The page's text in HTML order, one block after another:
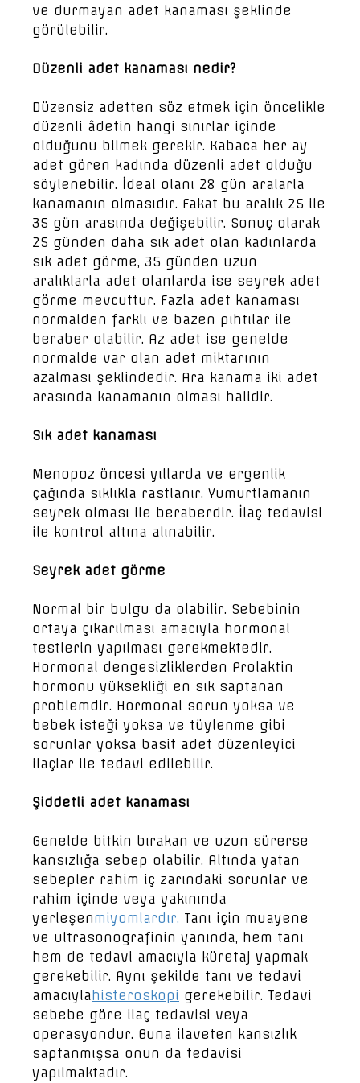
ve durmayan adet kanaması şeklinde
görülebilir.
Düzenli adet kanaması nedir?
Düzensiz adetten söz etmek için öncelikle
düzenli âdetin hangi sınırlar içinde
olduğunu bilmek gerekir. Kabaca her ay
adet gören kadında düzenli adet olduğu
söylenebilir. İdeal olanı 28 gün aralarla
kanamanın olmasıdır. Fakat bu aralık 25 ile
35 gün arasında değişebilir. Sonuç olarak
25 günden daha sık adet olan kadınlarda
sık adet görme, 35 günden uzun
aralıklarla adet olanlarda ise seyrek adet
görme mevcuttur. Fazla adet kanaması
normalden farklı ve bazen pıhtılar ile
beraber olabilir. Az adet ise genelde
normalde var olan adet miktarının
azalması şeklindedir. Ara kanama iki adet
arasında kanamanın olması halidir.
Sık adet kanaması
Menopoz öncesi yıllarda ve ergenlik
çağında sıklıkla rastlanır. Yumurtlamanın
seyrek olması ile beraberdir. İlaç tedavisi
ile kontrol altına alınabilir.
Seyrek adet görme
Normal bir bulgu da olabilir. Sebebinin
ortaya çıkarılması amacıyla hormonal
testlerin yapılması gerekmektedir.
Hormonal dengesizliklerden Prolaktin
hormonu yüksekliği en sık saptanan
problemdir. Hormonal sorun yoksa ve
bebek isteği yoksa ve tüylenme gibi
sorunlar yoksa basit adet düzenleyici
ilaçlar ile tedavi edilebilir.
Şiddetli adet kanaması
Genelde bitkin bırakan ve uzun sürerse
kansızlığa sebep olabilir. Altında yatan
sebepler rahim iç zarındaki sorunlar ve
rahim içinde veya yakınında
yerleşenmiyomlardır. Tanı için muayene
ve ultrasonografinin yanında, hem tanı
hem de tedavi amacıyla küretaj yapmak
gerekebilir. Aynı şekilde tanı ve tedavi
amacıylahisteroskopi gerekebilir. Tedavi
sebebe göre ilaç tedavisi veya
operasyondur. Buna ilaveten kansızlık
saptanmışsa onun da tedavisi
yapılmaktadır.